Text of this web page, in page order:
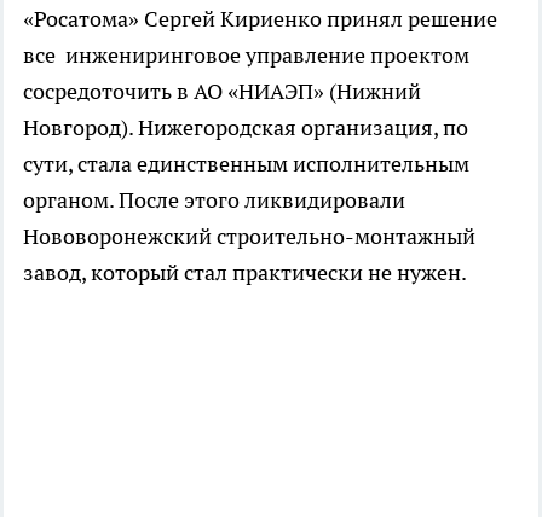
«Росатома» Сергей Кириенко принял решение
все инжениринговое управление проектом
сосредоточить в АО «НИАЭП» (Нижний
Новгород). Нижегородская организация, по
сути, стала единственным исполнительным
органом. После этого ликвидировали
Нововоронежский строительно-монтажный
завод, который стал практически не нужен.